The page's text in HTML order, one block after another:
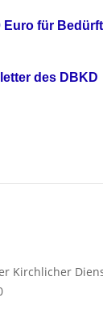
Euro für
des DBKD
Kirchlicher